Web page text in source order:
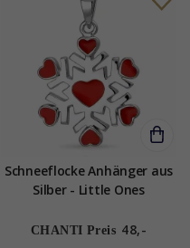
Schneeflocke Anhänger aus
Silber - Little Ones
CHANTI Preis 48,-